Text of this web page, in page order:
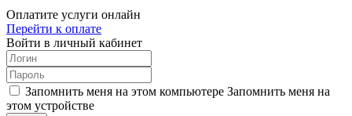
Оплатите услуги онлайн
Перейти к оплате
Войти в личный кабинет
Запомнить меня на этом компьютере Запомнить меня на
этом устройстве